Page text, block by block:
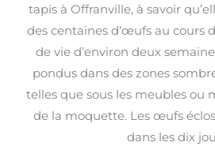
tapis à Offranville, à savoir
des centaines d’œufs au cours
de vie d’environ deux
pondus dans des zones
telles que sous les meubles ou
de la moquette. Les œufs
dans les dix